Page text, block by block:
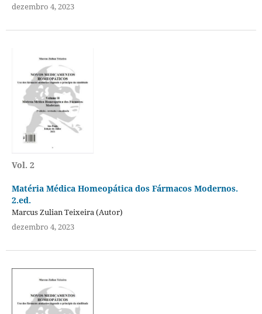
dezembro 4, 2023
Vol. 2
Matéria Médica Homeopática dos Fármacos Modernos.
2.ed.
Marcus Zulian Teixeira (Autor)
dezembro 4, 2023